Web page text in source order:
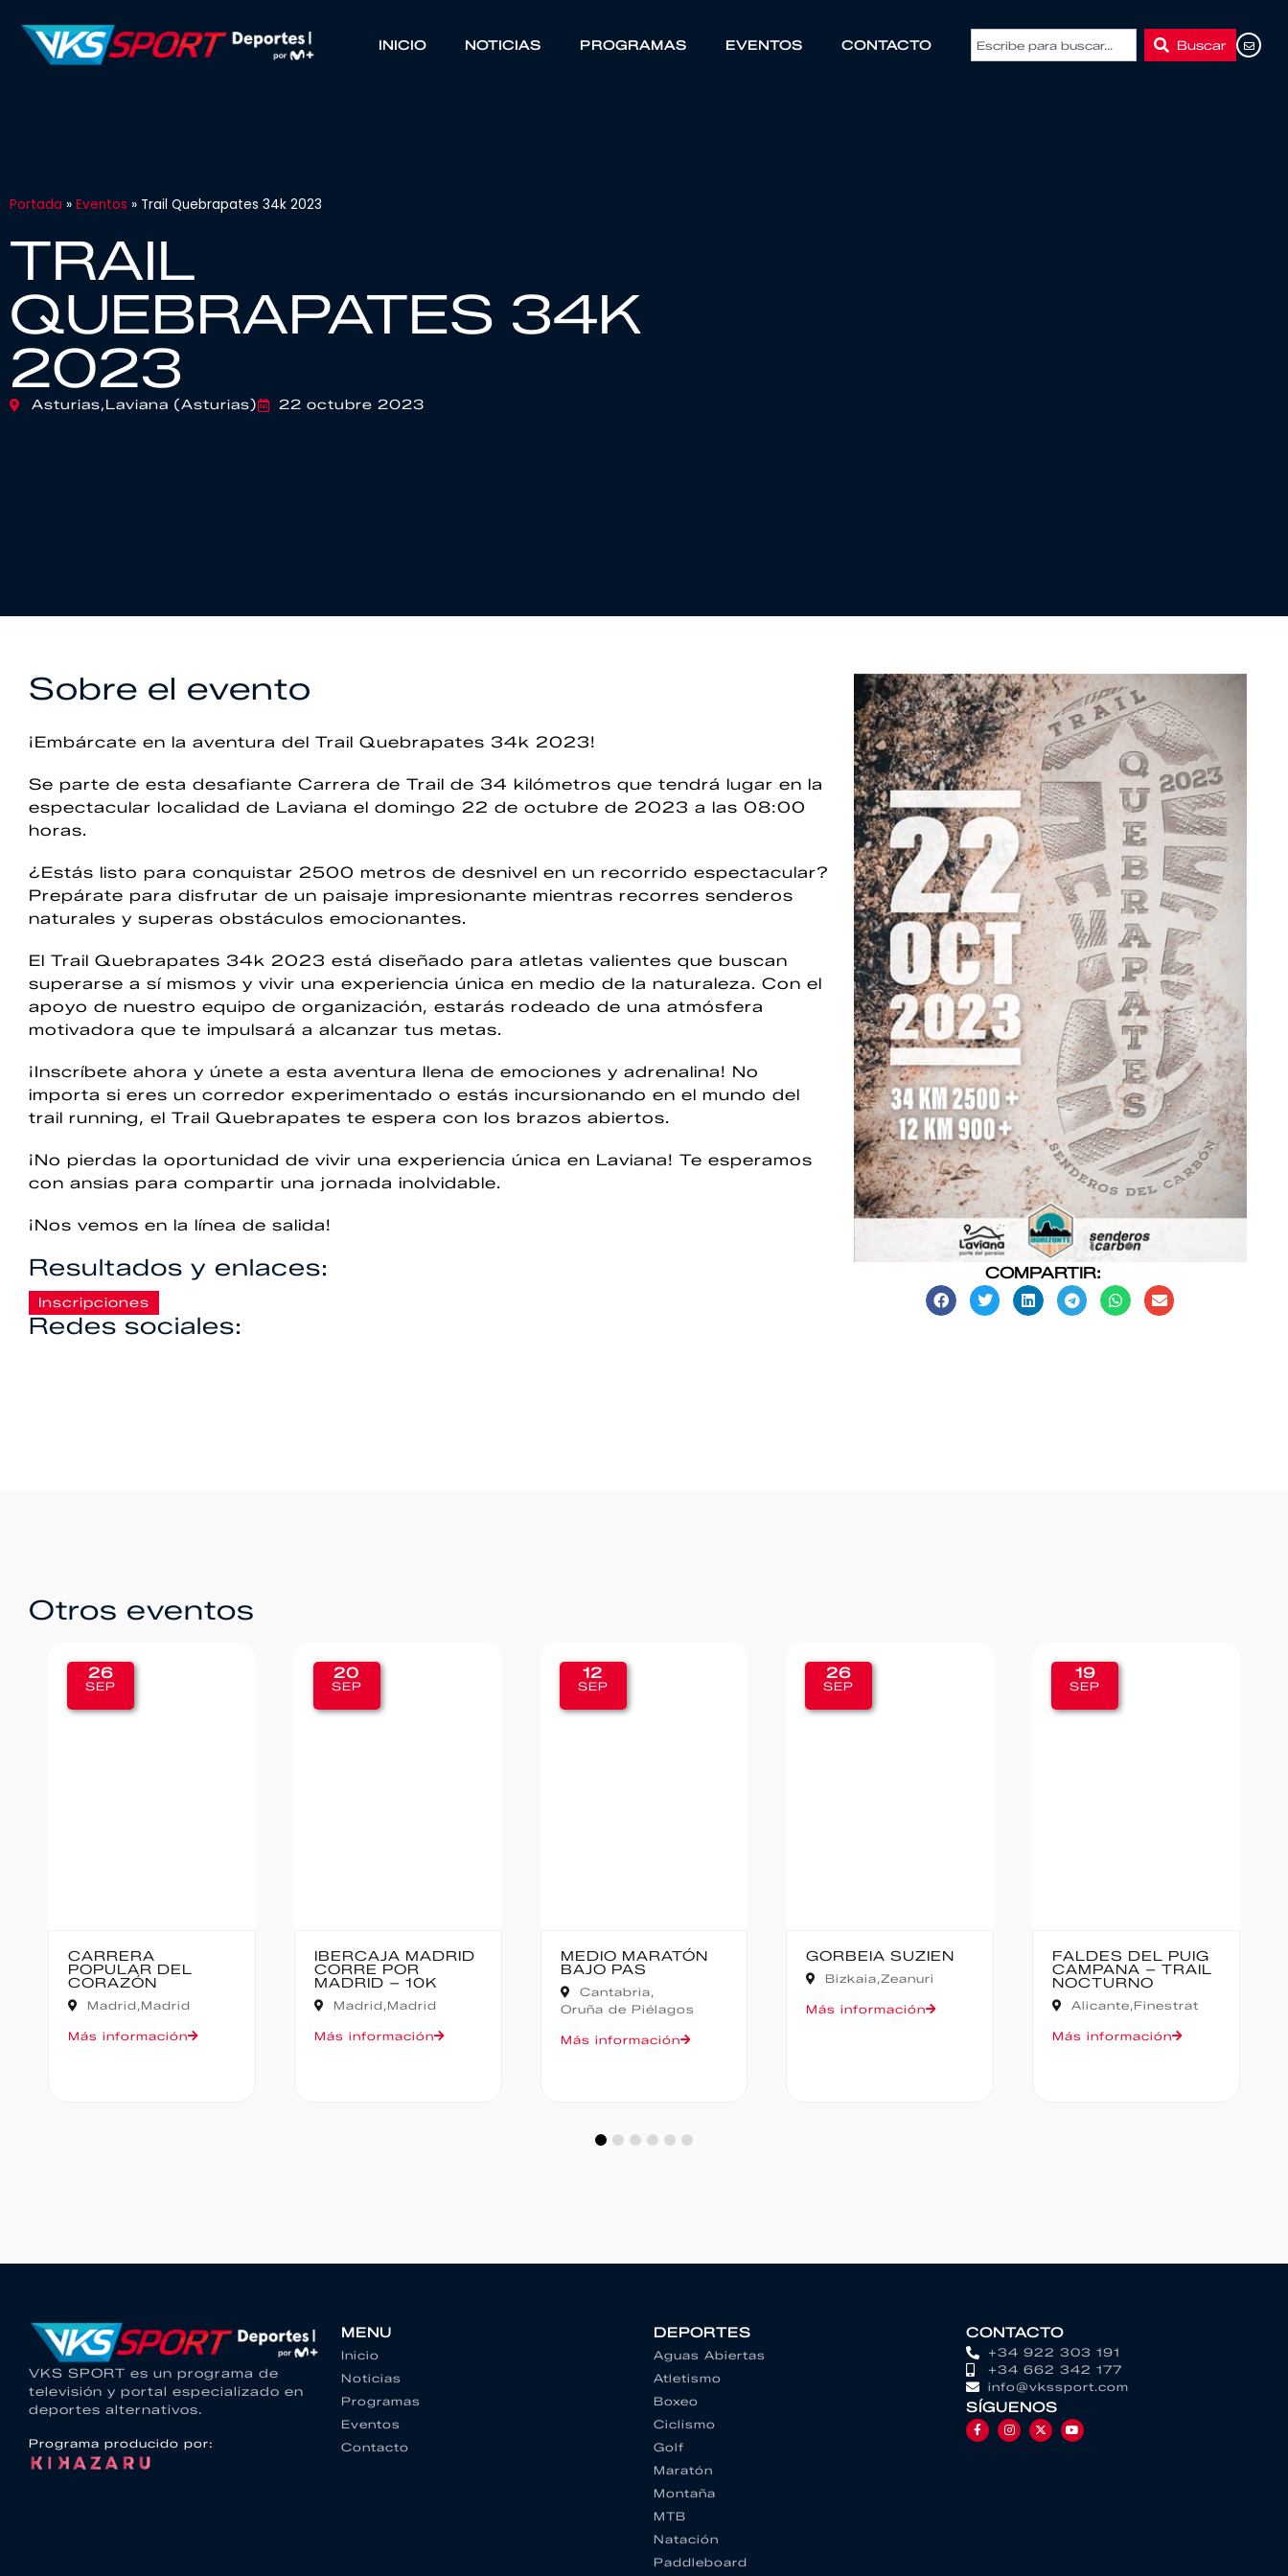
INICIO NOTICIAS PROGRAMAS EVENTOS CONTACTO Buscar
Portada » Eventos » Trail Quebrapates 34k 2023
TRAIL
QUEBRAPATES 34K
2023
Asturias,Laviana (Asturias) 22 octubre 2023
Sobre el evento
¡Embárcate en la aventura del Trail Quebrapates 34k 2023!
Se parte de esta desafiante Carrera de Trail de 34 kilómetros que tendrá lugar en la
espectacular localidad de Laviana el domingo 22 de octubre de 2023 a las 08:00
horas.
¿Estás listo para conquistar 2500 metros de desnivel en un recorrido espectacular?
Prepárate para disfrutar de un paisaje impresionante mientras recorres senderos
naturales y superas obstáculos emocionantes.
El Trail Quebrapates 34k 2023 está diseñado para atletas valientes que buscan
superarse a sí mismos y vivir una experiencia única en medio de la naturaleza. Con el
apoyo de nuestro equipo de organización, estarás rodeado de una atmósfera
motivadora que te impulsará a alcanzar tus metas.
¡Inscríbete ahora y únete a esta aventura llena de emociones y adrenalina! No
importa si eres un corredor experimentado o estás incursionando en el mundo del
trail running, el Trail Quebrapates te espera con los brazos abiertos.
¡No pierdas la oportunidad de vivir una experiencia única en Laviana! Te esperamos
con ansias para compartir una jornada inolvidable.
¡Nos vemos en la línea de salida!
Resultados y enlaces:
Inscripciones
Redes sociales:
COMPARTIR:
Otros eventos
20
SEP
IBERCAJA MADRID
CORRE POR
MADRID – 10K
Madrid,Madrid
Más información
12
SEP
MEDIO MARATÓN
BAJO PAS
Cantabria,
Oruña de Piélagos
Más información
26
SEP
GORBEIA SUZIEN
Bizkaia, Zeanuri
Más información
19
SEP
FALDES DEL PUIG
CAMPANA – TRAIL
NOCTURNO
Alicante,Finestrat
11
SEP
CANFRANC-
CANFRANC
Huesca,Canfranc
VKS SPORT es un programa de
televisión y portal especializado en
deportes alternativos.
Programa producido por:
MENU
Inicio
Noticias
Programas
Eventos
Contacto
DEPORTES
Aguas Abiertas
Atletismo
Boxeo
Ciclismo
Golf
Maratón
Montaña
MTB
Natación
Paddleboard
CONTACTO
+34 922 303 191
+34 662 342 177
info@vkssport.com
SÍGUENOS